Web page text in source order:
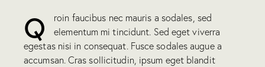
Q
roin faucibus nec mauris a sodales, sed
elementum mi tincidunt. Sed eget viverra
egestas nisi in consequat. Fusce sodales augue a
accumsan. Cras sollicitudin, ipsum eget blandit